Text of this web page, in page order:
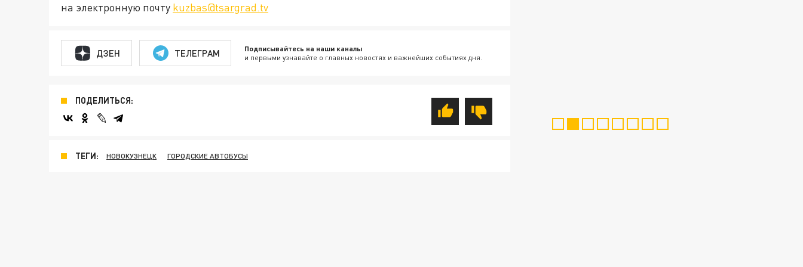
на электронную почту kuzbas@tsargrad.tv
ДЗЕН ТЕЛЕГРАМ Подписывайтесь на наши каналы
и первыми узнавайте о главных новостях и важнейших событиях дня.
ПОДЕЛИТЬСЯ:
ТЕГИ: НОВОКУЗНЕЦК ГОРОДСКИЕ АВТОБУСЫ